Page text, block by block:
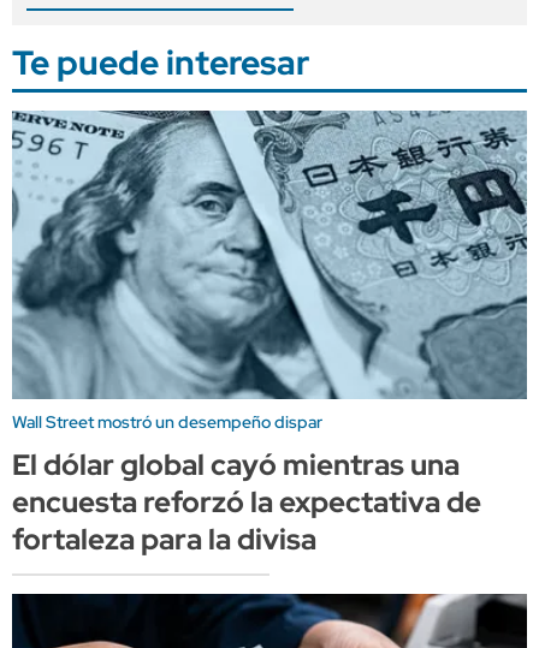
Te puede interesar
Wall Street mostró un desempeño dispar
El dólar global cayó mientras una
encuesta reforzó la expectativa de
fortaleza para la divisa